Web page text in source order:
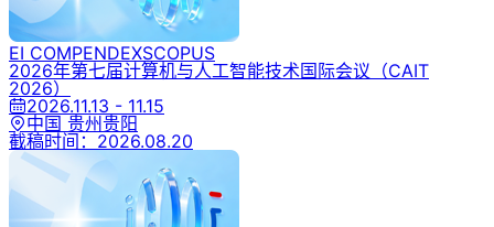
EI COMPENDEXSCOPUS
2026年第七届计算机与人工智能技术国际会议 （CAIT
2026）
2026.11.13 - 11.15
中国 贵州贵阳
截稿时间： 2026.08.20